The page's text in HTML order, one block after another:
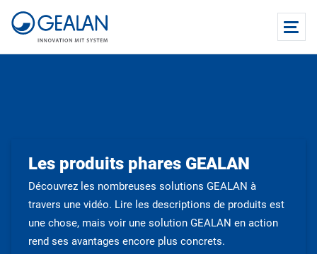
Les produits phares GEALAN
Découvrez les nombreuses solutions GEALAN à
travers une vidéo. Lire les descriptions de produits est
une chose, mais voir une solution GEALAN en action
rend ses avantages encore plus concrets.